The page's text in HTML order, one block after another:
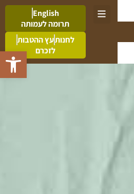
פתח
English
תרומה לעמותה
לחנותעץ ההטבות
לזכרם